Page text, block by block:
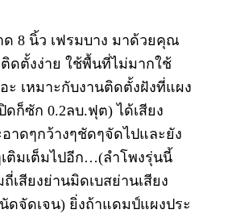
8 นิ้ว เฟรมบาง มาด้วยคุณ
ดตั้งง่าย ใช้พื้นที่ไม่มากใช้
ะ เหมาะกับงานติดตั้งฝังที่แผง
ก็ซัก 0.2ลบ.ฟุต) ได้เสียง
าดๆกว้างๆชัดๆจัดไปและยัง
ติมเต็มไปอีก…(ลำโพงรุ่นนี้
เสียงย่านมิดเบสย่านเสียง
ดจัดเจน) ยิ่งถ้าแดมป์แผงประ